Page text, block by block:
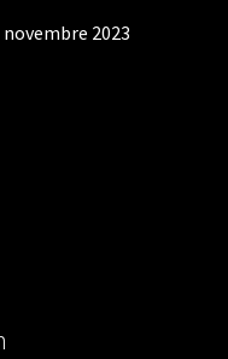
novembre 2023